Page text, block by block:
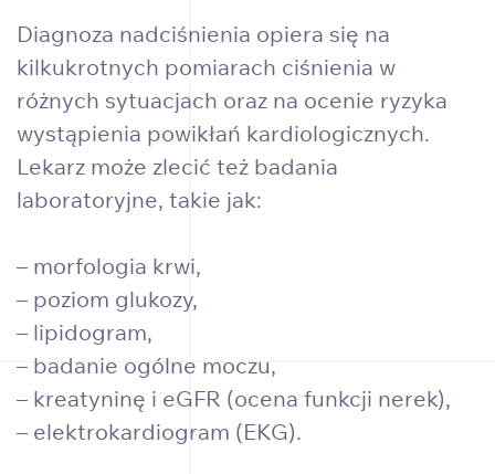
Diagnoza nadciśnienia opiera się na
kilkukrotnych pomiarach ciśnienia w
różnych sytuacjach oraz na ocenie ryzyka
wystąpienia powikłań kardiologicznych.
Lekarz może zlecić też badania
laboratoryjne, takie jak:
– morfologia krwi,
– poziom glukozy,
– lipidogram,
– badanie ogólne moczu,
– kreatyninę i eGFR (ocena funkcji nerek),
– elektrokardiogram (EKG).